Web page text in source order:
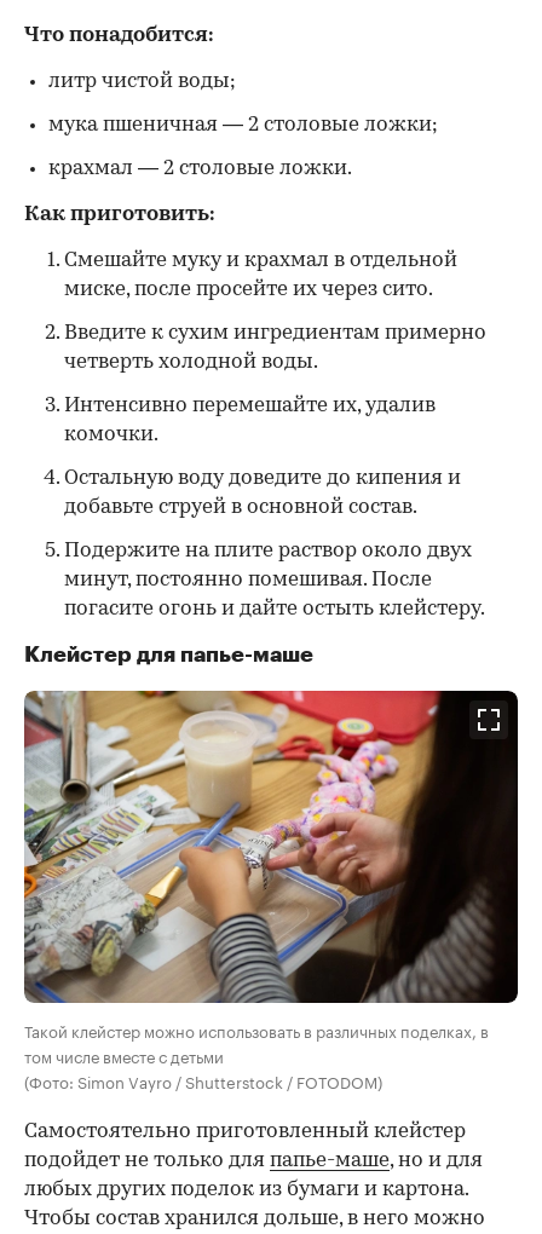
Что понадобится:
литр чистой воды;
мука пшеничная — 2 столовые ложки;
крахмал — 2 столовые ложки.
Как приготовить:
Смешайте муку и крахмал в отдельной
миске, после просейте их через сито.
Введите к сухим ингредиентам примерно
четверть холодной воды.
Интенсивно перемешайте их, удалив
комочки.
Остальную воду доведите до кипения и
добавьте струей в основной состав.
Подержите на плите раствор около двух
минут, постоянно помешивая. После
погасите огонь и дайте остыть клейстеру.
Клейстер для папье-маше
Такой клейстер можно использовать в различных поделках, в
том числе вместе с детьми
(Фото: Simon Vayro / Shutterstock / FOTODOM)
Самостоятельно приготовленный клейстер
подойдет не только для папье-маше, но и для
любых других поделок из бумаги и картона.
Чтобы состав хранился дольше, в него можно